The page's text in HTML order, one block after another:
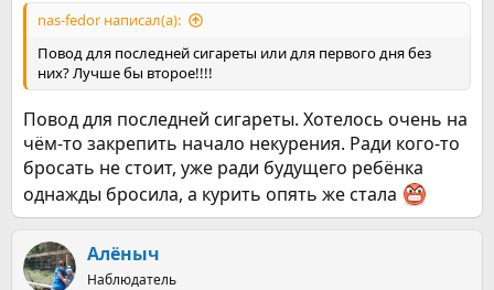
nas-fedor написал(а):
Повод для последней сигареты или для первого дня без
них? Лучше бы второе!!!!
Повод для последней сигареты. Хотелось очень на
чём-то закрепить начало некурения. Ради кого-то
бросать не стоит, уже ради будущего ребёнка
однажды бросила, а курить опять же стала
Алёныч
Наблюдатель